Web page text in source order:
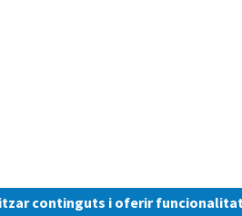
››
continguts i oferir